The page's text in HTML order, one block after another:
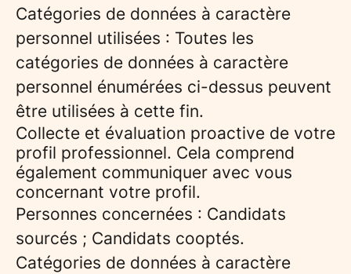
Catégories de données à caractère
personnel utilisées : Toutes les
catégories de données à caractère
personnel énumérées ci-dessus peuvent
être utilisées à cette fin.
Collecte et évaluation proactive de votre
profil professionnel. Cela comprend
également communiquer avec vous
concernant votre profil.
Personnes concernées : Candidats
sourcés ; Candidats cooptés.
Catégories de données à caractère